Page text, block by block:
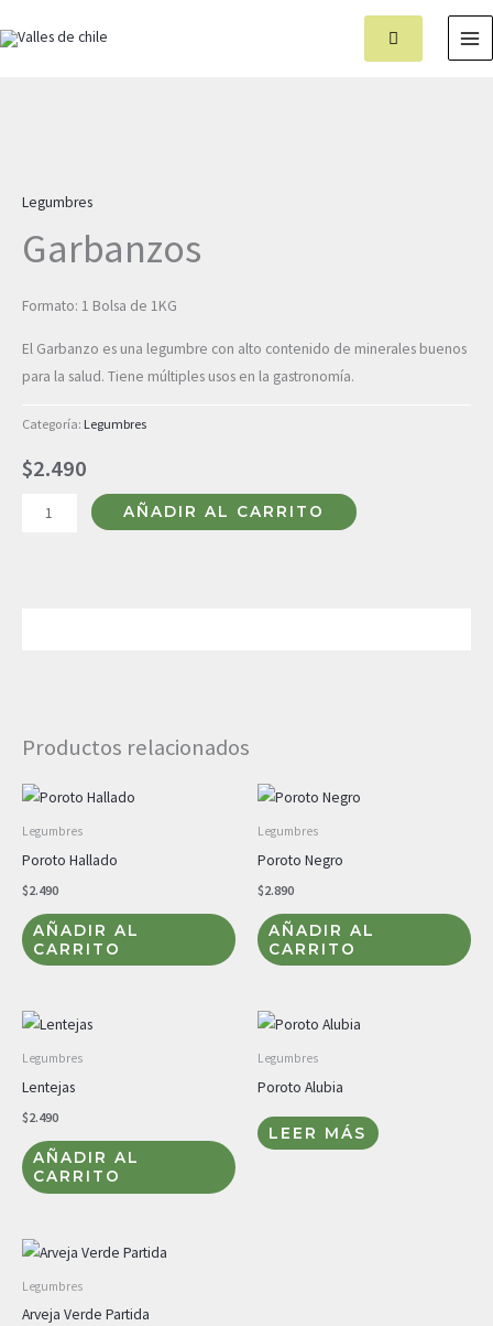
al
Legumbres
Garbanzos
Formato: 1 Bolsa de 1KG
El Garbanzo es una legumbre con alto contenido de minerales buenos
para la salud. Tiene múltiples usos en la gastronomía.
Categoría: Legumbres
$2.490
AÑADIR AL CARRITO
Productos relacionados
Legumbres
Poroto Hallado
$2.490
AÑADIR AL
CARRITO
Legumbres
Poroto Negro
$2.890
AÑADIR AL
CARRITO
Legumbres
Lentejas
$2.490
AÑADIR AL
CARRITO
Legumbres
Poroto Alubia
LEER MÁS
Legumbres
Arveja Verde Partida